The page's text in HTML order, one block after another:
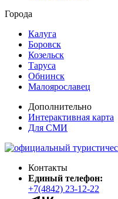
Города
Калуга
Боровск
Козельск
Таруса
Обнинск
Малоярославец
Дополнительно
Интерактивная карта
Для СМИ
Контакты
Единый телефон:
+7(4842) 23-12-22